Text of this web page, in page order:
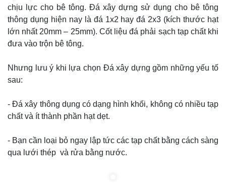
chịu lực cho bê tông. Đá xây dựng sử dụng cho bê tông
thông dụng hiện nay là đá 1x2 hay đá 2x3 (kích thước hạt
lớn nhất 20mm – 25mm). Cốt liệu đá phải sạch tạp chất khi
đưa vào trộn bê tông.
Nhưng lưu ý khi lựa chọn Đá xây dựng gồm những yếu tố
sau:
- Đá xây thông dụng có dạng hình khối, không có nhiều tạp
chất và ít thành phần hạt dẹt.
- Bạn cần loại bỏ ngay lập tức các tạp chất bằng cách sàng
qua lưới thép và rửa bằng nước.